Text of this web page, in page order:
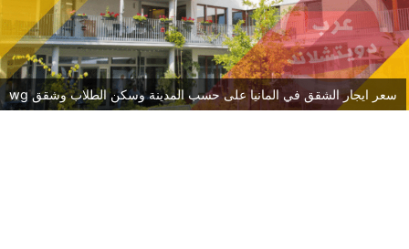
سعر ايجار الشقق في المانيا على حسب المدينة وسكن الطلاب وشقق wg